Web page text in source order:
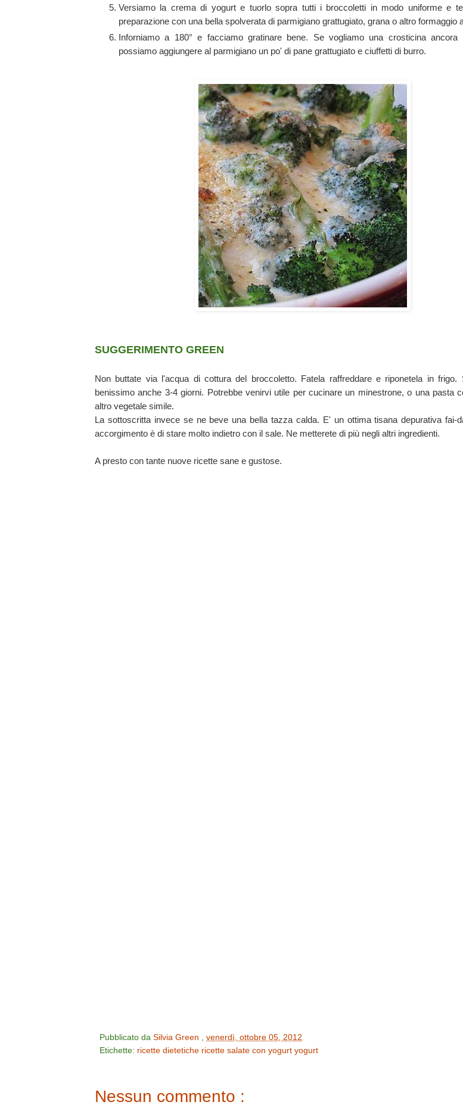
Versiamo la crema di yogurt e tuorlo sopra tutti i broccoletti in modo uniforme e
preparazione con una bella spolverata di parmigiano grattugiato, grana o altro formaggio
Inforniamo a 180° e facciamo gratinare bene. Se vogliamo una crosticina ancora
possiamo aggiungere al parmigiano un po' di pane grattugiato e ciuffetti di burro.
SUGGERIMENTO GREEN
Non buttate via l'acqua di cottura del broccoletto. Fatela raffreddare e riponetela in frigo.
benissimo anche 3-4 giorni. Potrebbe venirvi utile per cucinare un minestrone, o una pasta
altro vegetale simile.
La sottoscritta invece se ne beve una bella tazza calda. E' un ottima tisana depurativa fai-
accorgimento è di stare molto indietro con il sale. Ne metterete di più negli altri ingredienti.
A presto con tante nuove ricette sane e gustose.
Pubblicato da Silvia Green
venerdì, ottobre 05, 2012
Etichette: ricette dietetiche ricette salate con yogurt yogurt
Nessun commento :